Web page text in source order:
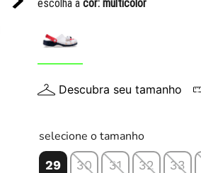
escolha acor:multicolor
Descubra seu tamanho
selecione o tamanho
29 30 31 32 33